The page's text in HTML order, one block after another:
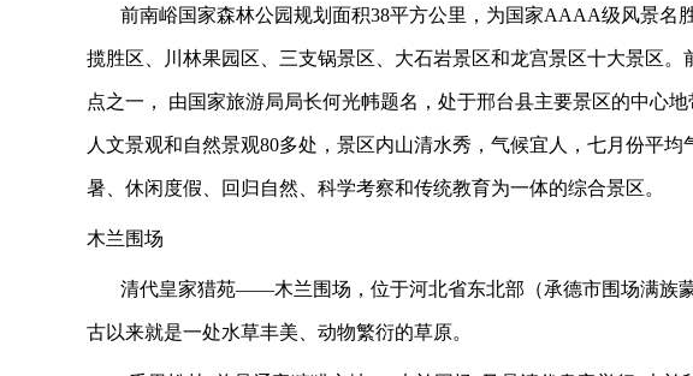
前南峪国家森林公园规划面积38平方公里，为国家AAAA级风景名
揽胜区、川林果园区、三支锅景区、大石岩景区和龙宫景区十大景区
点之一， 由国家旅游局局长何光帏题名，处于邢台县主要景区的中心
人文景观和自然景观80多处，景区内山清水秀，气候宜人，七月份平均
暑、休闲度假、回归自然、科学考察和传统教育为一体的综合景区。
木兰围场
清代皇家猎苑——木兰围场，位于河北省东北部（承德市围场满族
古以来就是一处水草丰美、动物繁衍的草原。